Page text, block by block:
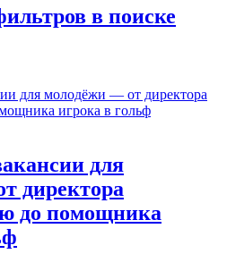
в поиске
для
директора
до помощника